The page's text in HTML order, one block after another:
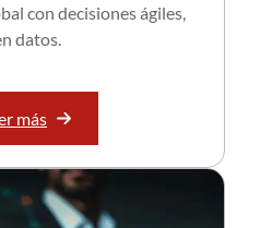
con decisiones ágiles,
datos.
más